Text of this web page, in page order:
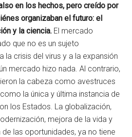
en los hechos, pero creído por
organizaban el futuro: el
y la ciencia. El mercado
que no es un sujeto
la crisis del virus y a la expansión
mercado hizo nada. Al contrario,
la cabeza como avestruces
la única y última instancia de
los Estados. La globalización,
mejora de la vida y
las oportunidades, ya no tiene